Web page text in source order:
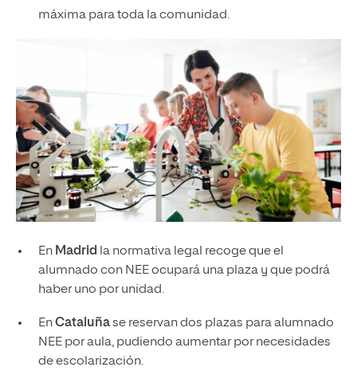
máxima para toda la comunidad.
En Madrid la normativa legal recoge que el
alumnado con NEE ocupará una plaza y que podrá
haber uno por unidad.
EnCataluñase reservan dos plazas para alumnado
NEE por aula, pudiendo aumentar por necesidades
de escolarización.